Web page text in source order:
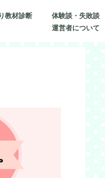
教材診断
体験談・失敗談
運営者について